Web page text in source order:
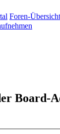
Foren-Übersicht
Board-